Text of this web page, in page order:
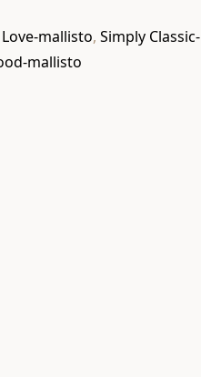
mallisto,Simply Classic-
mallisto